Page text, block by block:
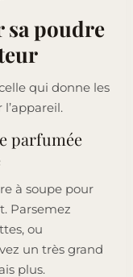
poudre
qui donne les
parfumée
à soupe pour
Parsemez
ou
un très grand
plus.